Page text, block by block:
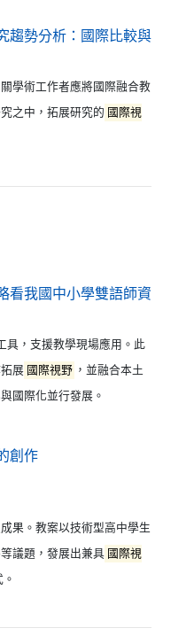
趨勢分析：國際比較與
學術工作者應將國際融合教
之中，拓展研究的 國際視
看我國中小學雙語師資
具，支援教學現場應用。此
展 國際視野 ，並融合本土
國際化並行發展。
創作（另開新視窗）
果。教案以技術型高中學生
議題，發展出兼具 國際視